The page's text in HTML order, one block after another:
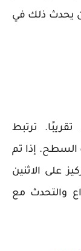
يحدث ذلك في
ترتبط
السطح. إذا تم
على الاثنين
والتحدث مع